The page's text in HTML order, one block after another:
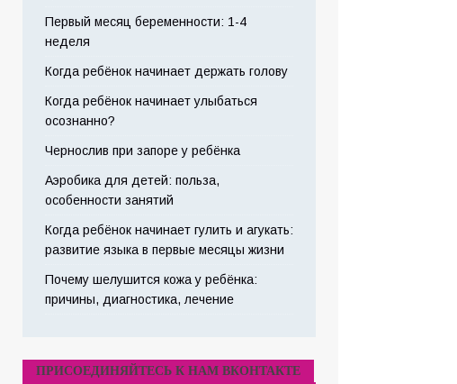
Первый месяц беременности: 1-4
неделя
Когда ребёнок начинает держать голову
Когда ребёнок начинает улыбаться
осознанно?
Чернослив при запоре у ребёнка
Аэробика для детей: польза,
особенности занятий
Когда ребёнок начинает гулить и агукать:
развитие языка в первые месяцы жизни
Почему шелушится кожа у ребёнка:
причины, диагностика, лечение
ПРИСОЕДИНЯЙТЕСЬ К НАМ ВКОНТАКТЕ